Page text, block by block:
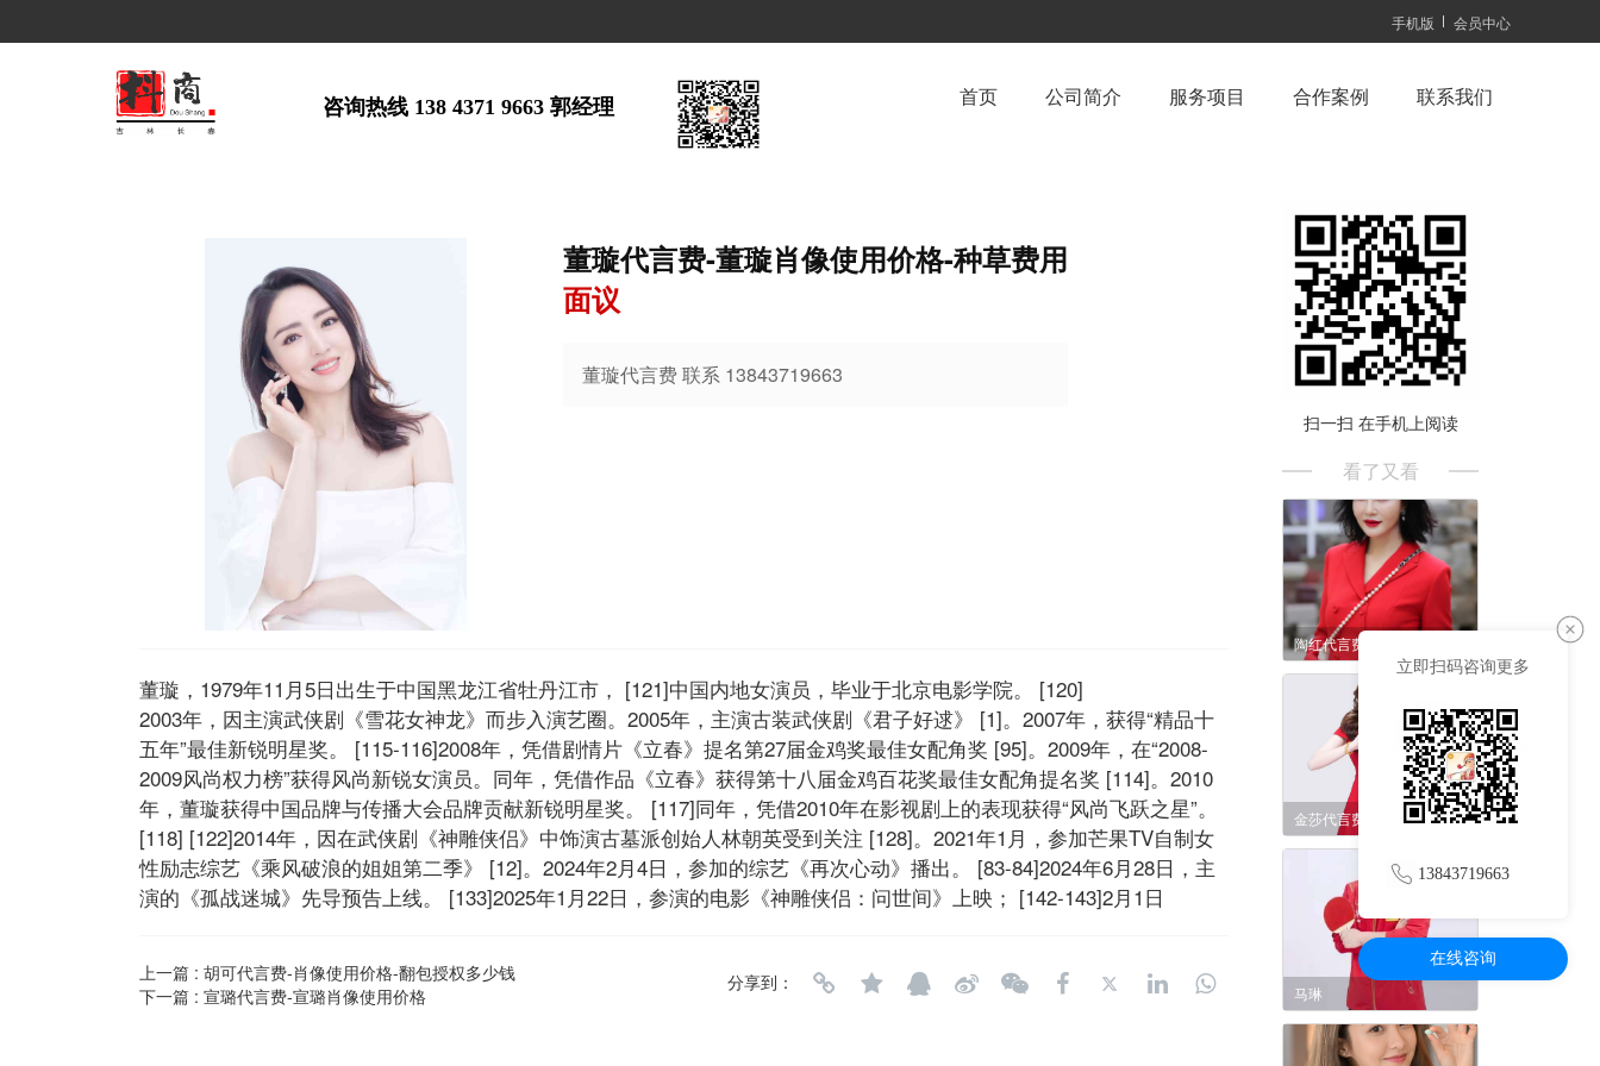
手机版 会员中心
首页 公司简介 服务项目 合作案例 联系我们
咨询热线 138 4371 9663 郭经理
13843719663
立即扫码咨询更多
在线咨询
董璇代言费-董璇肖像使用价格-种草费用
面议
董璇代言费 联系 13843719663
董璇，1979年11月5日出生于中国黑龙江省牡丹江市， [121]中国内地女演员，毕业于北京电影学院。 [120]
2003年，因主演武侠剧《雪花女神龙》而步入演艺圈。2005年，主演古装武侠剧《君子好逑》 [1]。2007年，获得“精品十
五年”最佳新锐明星奖。 [115-116]2008年，凭借剧情片《立春》提名第27届金鸡奖最佳女配角奖 [95]。2009年，在“2008-
2009风尚权力榜”获得风尚新锐女演员。同年，凭借作品《立春》获得第十八届金鸡百花奖最佳女配角提名奖 [114]。2010
年，董璇获得中国品牌与传播大会品牌贡献新锐明星奖。 [117]同年，凭借2010年在影视剧上的表现获得“风尚飞跃之星”。
[118] [122]2014年，因在武侠剧《神雕侠侣》中饰演古墓派创始人林朝英受到关注 [128]。2021年1月，参加芒果TV自制女
性励志综艺《乘风破浪的姐姐第二季》 [12]。2024年2月4日，参加的综艺《再次心动》播出。 [83-84]2024年6月28日，主
演的《孤战迷城》先导预告上线。 [133]2025年1月22日，参演的电影《神雕侠侣：问世间》上映； [142-143]2月1日
上一篇 : 胡可代言费-肖像使用价格-翻包授权多少钱
下一篇 : 宣璐代言费-宣璐肖像使用价格
分享到：
扫一扫 在手机上阅读
看了又看
金莎代言费-金莎肖像价格-种草费用
马琳